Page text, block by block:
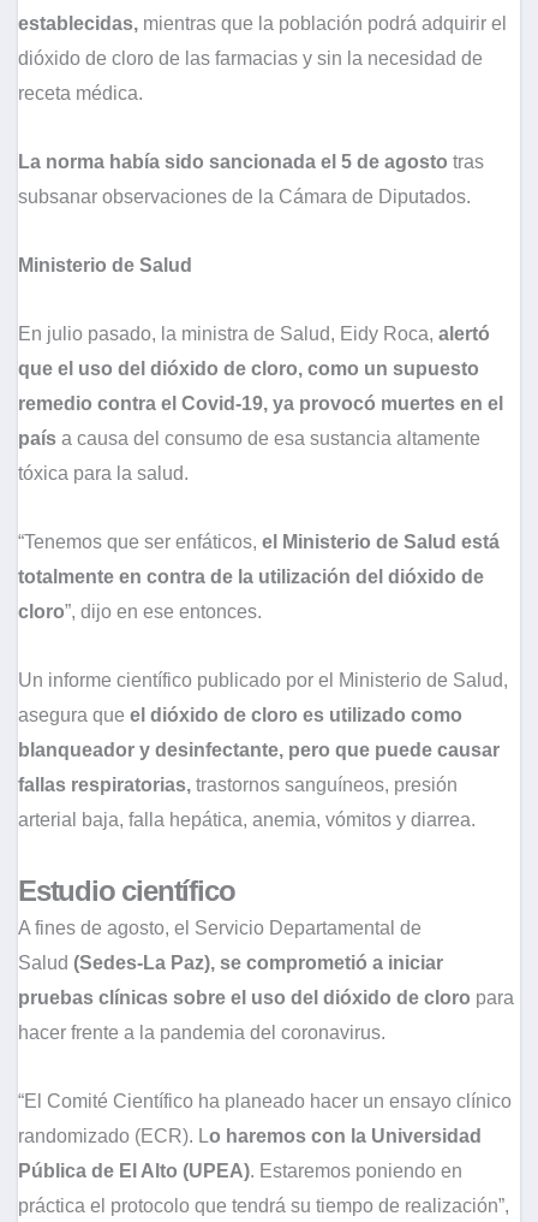
establecidas, mientras que la población podrá adquirir el
dióxido de cloro de las farmacias y sin la necesidad de
receta médica.
La norma había sido sancionada el 5 de agosto tras
subsanar observaciones de la Cámara de Diputados.
Ministerio de Salud
En julio pasado, la ministra de Salud, Eidy Roca, alertó
que el uso del dióxido de cloro, como un supuesto
remedio contra el Covid-19, ya provocó muertes en el
país a causa del consumo de esa sustancia altamente
tóxica para la salud.
“Tenemos que ser enfáticos, el Ministerio de Salud está
totalmente en contra de la utilización del dióxido de
cloro”, dijo en ese entonces.
Un informe científico publicado por el Ministerio de Salud,
asegura que el dióxido de cloro es utilizado como
blanqueador y desinfectante, pero que puede causar
fallas respiratorias, trastornos sanguíneos, presión
arterial baja, falla hepática, anemia, vómitos y diarrea.
Estudio científico
A fines de agosto, el Servicio Departamental de
Salud (Sedes-La Paz), se comprometió a iniciar
pruebas clínicas sobre el uso del dióxido de cloro para
hacer frente a la pandemia del coronavirus.
“El Comité Científico ha planeado hacer un ensayo clínico
randomizado (ECR). Lo haremos con la Universidad
Pública de El Alto (UPEA). Estaremos poniendo en
práctica el protocolo que tendrá su tiempo de realización”,